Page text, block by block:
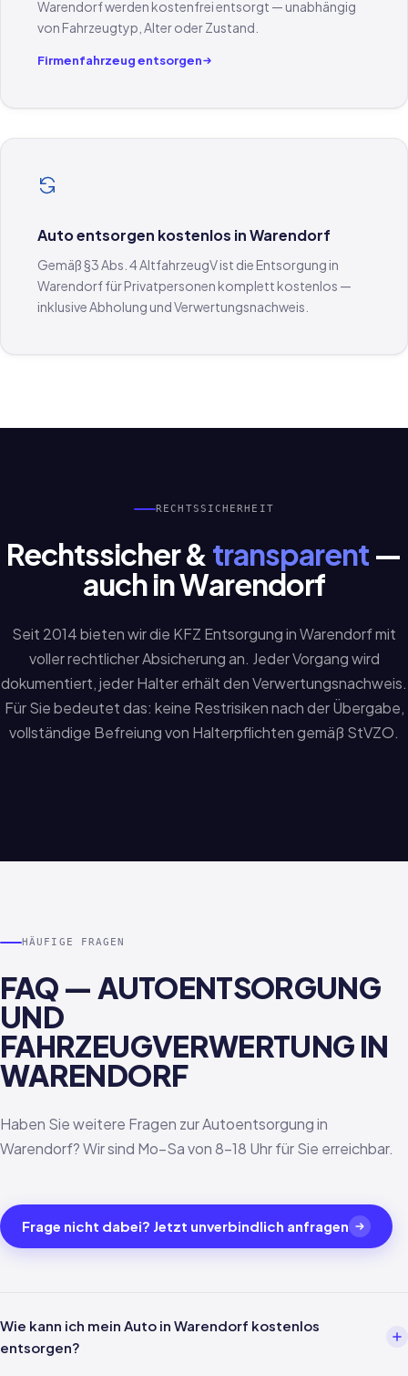
Warendorf werden kostenfrei entsorgt — unabhängig
von Fahrzeugtyp, Alter oder Zustand.
Firmenfahrzeug entsorgen
Auto entsorgen kostenlos in Warendorf
Gemäß §3 Abs. 4 AltfahrzeugV ist die Entsorgung in
Warendorf für Privatpersonen komplett kostenlos —
inklusive Abholung und Verwertungsnachweis.
RECHTSSICHERHEIT
Rechtssicher & transparent—
auch in Warendorf
Seit 2014 bieten wir die KFZ Entsorgung in Warendorf mit
voller rechtlicher Absicherung an. Jeder Vorgang wird
dokumentiert, jeder Halter erhält den Verwertungsnachweis.
Für Sie bedeutet das: keine Restrisiken nach der Übergabe,
vollständige Befreiung von Halterpflichten gemäß StVZO.
HÄUFIGE FRAGEN
FAQ — AUTOENTSORGUNG
UND
FAHRZEUGVERWERTUNG IN
WARENDORF
Haben Sie weitere Fragen zur Autoentsorgung in
Warendorf? Wir sind Mo–Sa von 8–18 Uhr für Sie erreichbar.
Frage nicht dabei? Jetzt unverbindlich anfragen
Wie kann ich mein Auto in Warendorf kostenlos
entsorgen?